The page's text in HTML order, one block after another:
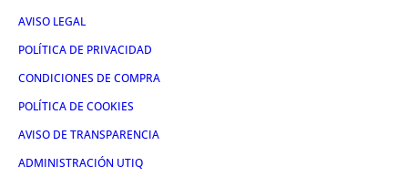
AVISO LEGAL
POLÍTICA DE PRIVACIDAD
CONDICIONES DE COMPRA
POLÍTICA DE COOKIES
AVISO DE TRANSPARENCIA
ADMINISTRACIÓN UTIQ